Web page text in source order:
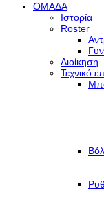
ΟΜΑΔΑ
Ιστορία
Roster
Διοίκηση
Τεχνικό